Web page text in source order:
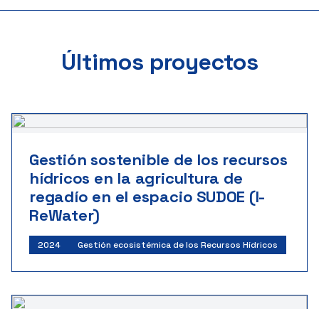
Últimos proyectos
Gestión sostenible de los recursos
hídricos en la agricultura de
regadío en el espacio SUDOE (I-
ReWater)
2024 Gestión ecosistémica de los Recursos Hídricos